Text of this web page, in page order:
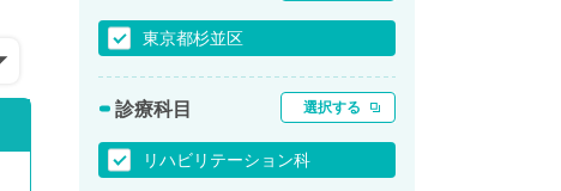
東京都杉並区
診療科目 選択する
リハビリテーション科